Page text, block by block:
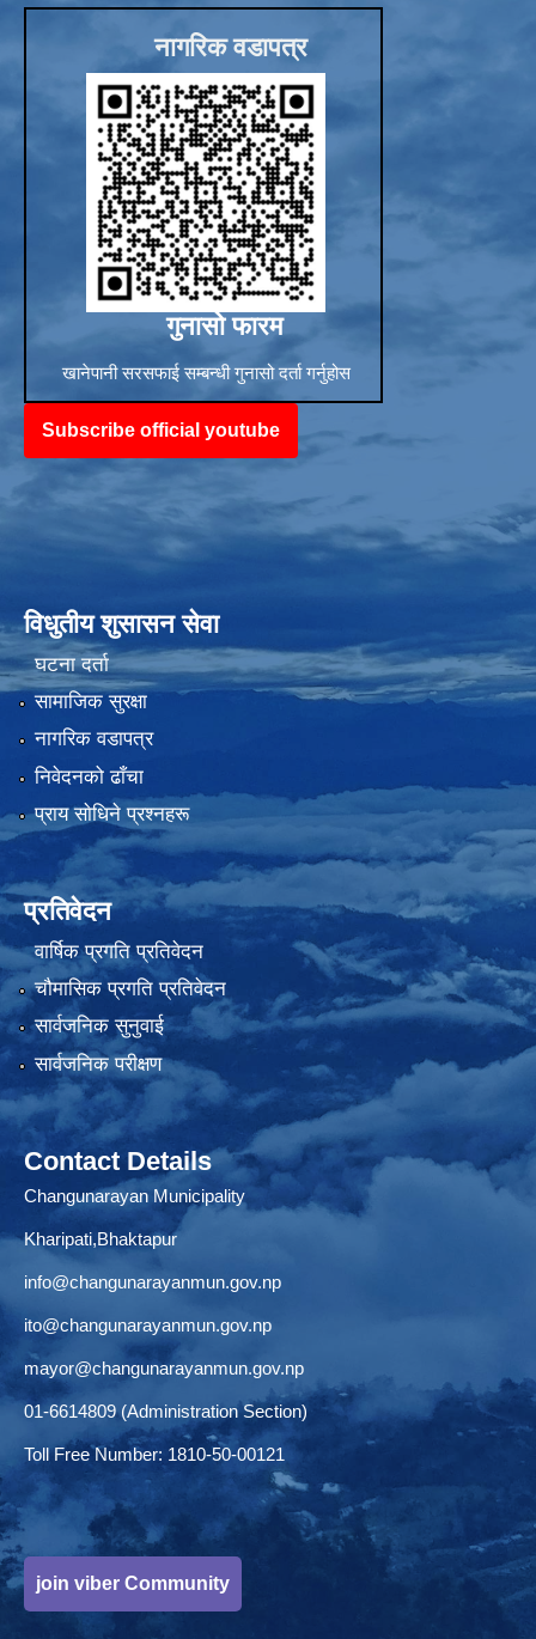
नागरिक वडापत्र
गुनासो फारम
खानेपानी सरसफाई सम्बन्धी गुनासो दर्ता गर्नुहोस
Subscribe official youtube
विधुतीय शुसासन सेवा
घटना दर्ता
सामाजिक सुरक्षा
नागरिक वडापत्र
निवेदनको ढाँचा
प्राय साेधिने प्रश्नहरू
प्रतिवेदन
वार्षिक प्रगति प्रतिवेदन
चौमासिक प्रगति प्रतिवेदन
सार्वजनिक सुनुवाई
सार्वजनिक परीक्षण
Contact Details
Changunarayan Municipality
Kharipati,Bhaktapur
info@changunarayanmun.gov.np
ito@changunarayanmun.gov.np
mayor@changunarayanmun.gov.np
01-6614809 (Administration Section)
Toll Free Number: 1810-50-00121
join viber Community